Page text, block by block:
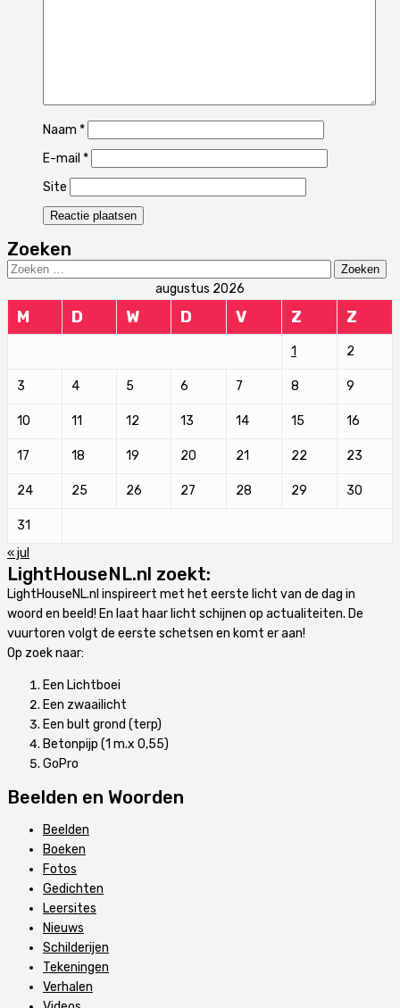
Naam *
E-mail *
Site
Zoeken
Zoeken
augustus 2026
M D W D V Z Z
1 2
3 4 5 6 7 8 9
10 11 12 13 14 15 16
17 18 19 20 21 22 23
24 25 26 27 28 29 30
31
« jul
LightHouseNL.nl zoekt:
LightHouseNL.nl inspireert met het eerste licht van de dag in
woord en beeld! En laat haar licht schijnen op actualiteiten. De
vuurtoren volgt de eerste schetsen en komt er aan!
Op zoek naar:
Een Lichtboei
Een zwaailicht
Een bult grond (terp)
Betonpijp (1 m.x 0,55)
GoPro
Beelden en Woorden
Beelden
Boeken
Fotos
Gedichten
Leersites
Nieuws
Schilderijen
Tekeningen
Verhalen